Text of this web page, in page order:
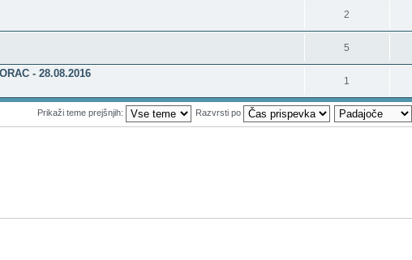
2
5
- 28.08.2016
1
Prikaži teme prejšnjih: Razvrsti po